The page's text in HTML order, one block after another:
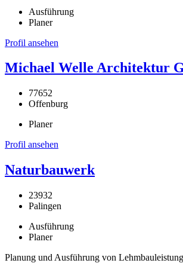
Ausführung
Planer
Profil ansehen
Michael Welle Architektur
77652
Offenburg
Planer
Profil ansehen
Naturbauwerk
23932
Palingen
Ausführung
Planer
Planung und Ausführung von